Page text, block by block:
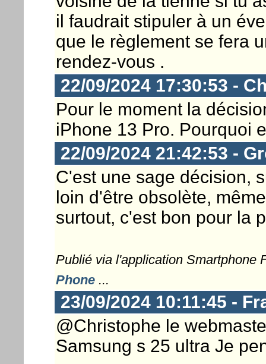
il faudrait stipuler à un
que le règlement se fera
rendez-vous .
22/09/2024 17:30:53 -
Pour le moment la
iPhone 13 Pro. Pourquoi
22/09/2024 21:42:53 -
C'est une sage décision,
loin d'être obsolète,
surtout, c'est bon pour la
Publié via l'application Smartphone
Phone...
23/09/2024 10:11:45 -
@Christophe le
Samsung s 25 ultra Je